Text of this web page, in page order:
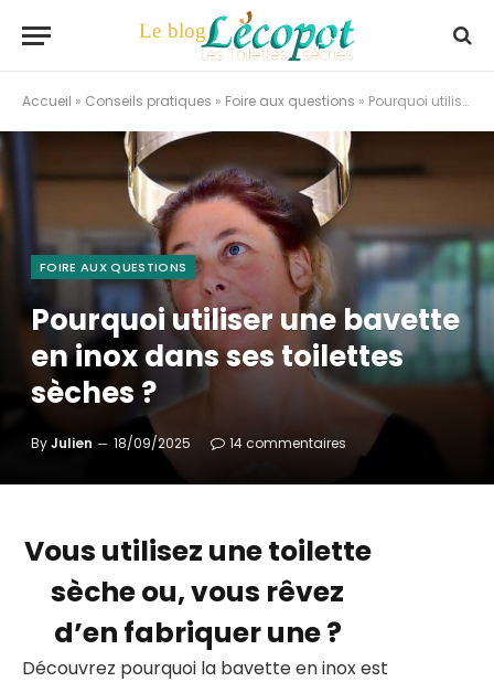
Accueil » Conseils pratiques » Foire aux questions » Pourquoi utiliser une bavette en inox dans ses toilettes sèches ?
FOIRE AUX QUESTIONS
Pourquoi utiliser une bavette
en inox dans ses toilettes
sèches ?
ByJulien 18/09/2025 14 commentaires
Vous utilisez une toilette
sèche ou, vous rêvez
d’en fabriquer une ?
Découvrez pourquoi la bavette en inox est